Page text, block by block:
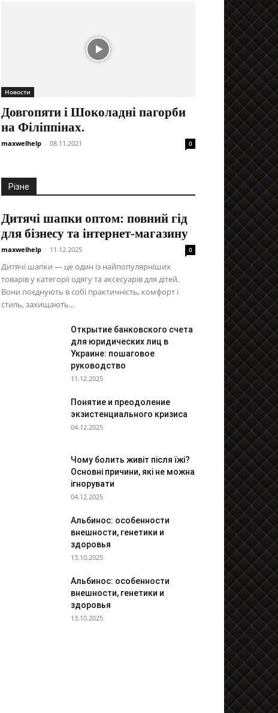
Новости
Довгопяти і Шоколадні пагорби
на Філіппінах.
maxwelhelp - 08.11.2021 0
Різне
Дитячі шапки оптом: повний гід
для бізнесу та інтернет-магазину
maxwelhelp - 11.12.2025 0
Дитячі шапки — це один із найпопулярніших
товарів у категорії одягу та аксесуарів для дітей.
Вони поєднують в собі практичність, комфорт і
стиль, захищають...
Открытие банковского счета
для юридических лиц в
Украине: пошаговое
руководство
11.12.2025
Понятие и преодоление
экзистенциального кризиса
04.12.2025
Чому болить живіт після їжі?
Основні причини, які не можна
ігнорувати
04.12.2025
Альбинос: особенности
внешности, генетики и
здоровья
13.10.2025
Альбинос: особенности
внешности, генетики и
здоровья
13.10.2025